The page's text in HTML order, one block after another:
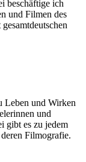
beschäftige ich
und Filmen des
Leben und Wirken
und
gibt es zu jedem
Filmografie.